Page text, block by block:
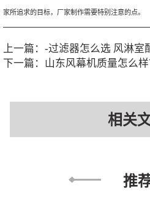
家所追求的目标，厂家制作需要特别注意的点。
上一篇： -过滤器怎么选 风淋室
下一篇： 山东风幕机质量怎么
相关
推